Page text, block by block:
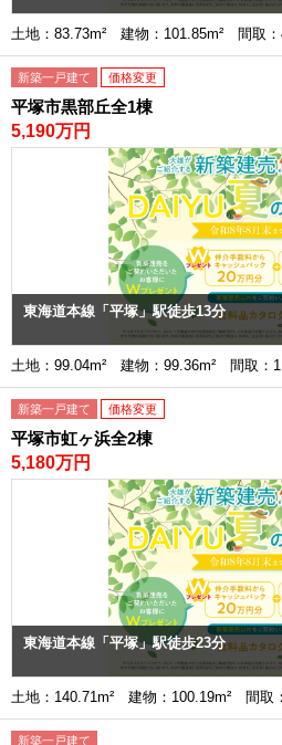
土地：83.73m² 建物：101.85m² 間取
新築一戸建て 価格変更
平塚市黒部丘全1棟
5,190万円
東海道本線「平塚」駅徒歩13分
土地：99.04m² 建物：99.36m² 間取：
新築一戸建て 価格変更
平塚市虹ヶ浜全2棟
5,180万円
東海道本線「平塚」駅徒歩23分
土地：140.71m² 建物：100.19m² 間取
新築一戸建て